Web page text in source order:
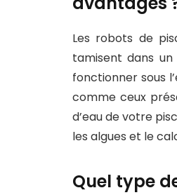
Les robots de
tamisent dans
fonctionner sous
comme ceux
d’eau de votre
les algues et le
Quel type